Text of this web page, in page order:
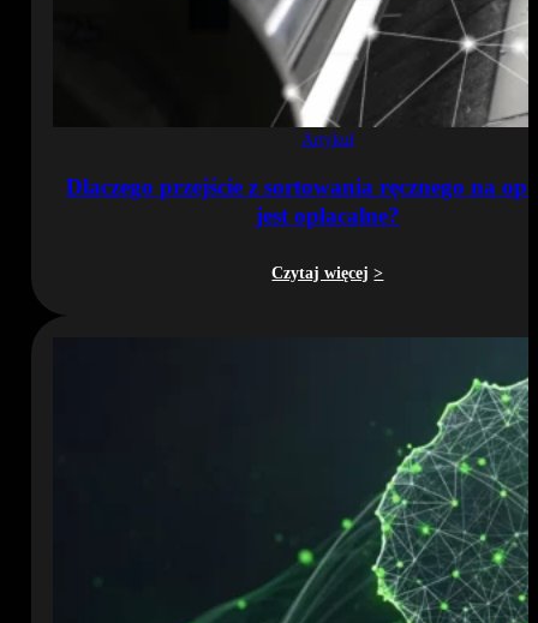
Artykuł
Dlaczego przejście z sortowania ręcznego na
jest opłacalne?
Czytaj więcej